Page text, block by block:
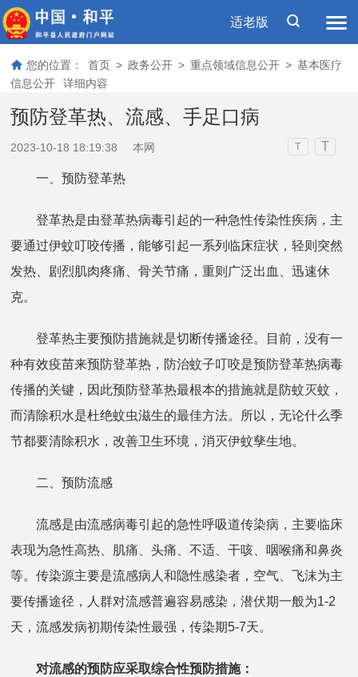
适老版
您的位置： 首页 > 政务公开 > 重点领域信息公开 > 基本医疗
信息公开
详细内容
预防登革热、流感、手足口病
2023-10-18 18:19:38 本网 T T
一、预防登革热
登革热是由登革热病毒引起的一种急性传染性疾病，主
要通过伊蚊叮咬传播，能够引起一系列临床症状，轻则突然
发热、剧烈肌肉疼痛、骨关节痛，重则广泛出血、迅速休
克。
登革热主要预防措施就是切断传播途径。目前，没有一
种有效疫苗来预防登革热，防治蚊子叮咬是预防登革热病毒
传播的关键，因此预防登革热最根本的措施就是防蚊灭蚊，
而清除积水是杜绝蚊虫滋生的最佳方法。所以，无论什么季
节都要清除积水，改善卫生环境，消灭伊蚊孳生地。
二、预防流感
流感是由流感病毒引起的急性呼吸道传染病，主要临床
表现为急性高热、肌痛、头痛、不适、干咳、咽喉痛和鼻炎
等。传染源主要是流感病人和隐性感染者，空气、飞沫为主
要传播途径，人群对流感普遍容易感染，潜伏期一般为1-2
天，流感发病初期传染性最强，传染期5-7天。
对流感的预防应采取综合性预防措施：